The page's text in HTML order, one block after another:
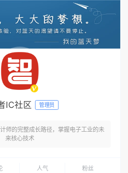
IC社区 管理员
师的完整成长路径，掌握电子工业的未
来核心技术
人气 粉丝